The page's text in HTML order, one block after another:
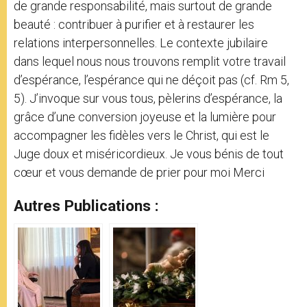
de grande responsabilité, mais surtout de grande
beauté : contribuer à purifier et à restaurer les
relations interpersonnelles. Le contexte jubilaire
dans lequel nous nous trouvons remplit votre travail
d’espérance, l’espérance qui ne déçoit pas (cf. Rm 5,
5). J’invoque sur vous tous, pèlerins d’espérance, la
grâce d’une conversion joyeuse et la lumière pour
accompagner les fidèles vers le Christ, qui est le
Juge doux et miséricordieux. Je vous bénis de tout
cœur et vous demande de prier pour moi Merci
Autres Publications :